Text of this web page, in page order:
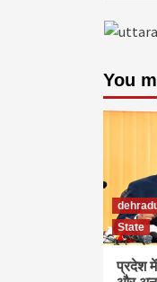
You
State
प्रदेश